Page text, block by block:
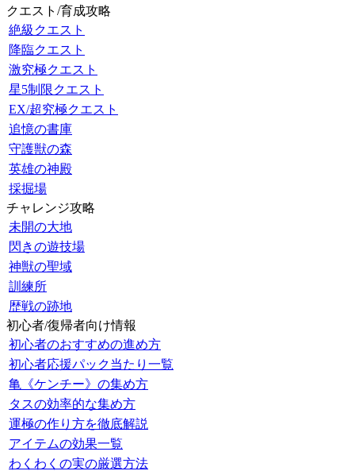
クエスト/育成攻略
絶級クエスト
降臨クエスト
激究極クエスト
星5制限クエスト
EX/超究極クエスト
追憶の書庫
守護獣の森
英雄の神殿
採掘場
チャレンジ攻略
未開の大地
閃きの遊技場
神獣の聖域
訓練所
歴戦の跡地
初心者/復帰者向け情報
初心者のおすすめの進め方
初心者応援パック当たり一覧
亀《ケンチー》の集め方
タスの効率的な集め方
運極の作り方を徹底解説
アイテムの効果一覧
わくわくの実の厳選方法